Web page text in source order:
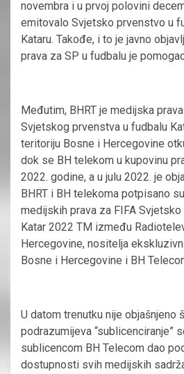
novembra i u prvoj polovini
emitovalo Svjetsko prvenstvo u
Kataru. Takođe, i to je javno
prava za SP u fudbalu je
Međutim, BHRT je medijska
Svjetskog prvenstva u fudbalu
teritoriju Bosne i Hercegovine
dok se BH telekom u kupovinu
2022. godine, a u julu 2022. je
BHRT i BH telekoma potpisano
medijskih prava za FIFA
Katar 2022 TM između
Hercegovine, nositelja
Bosne i Hercegovine i BH
U datom trenutku nije objašnjeno
podrazumijeva “sublicenciranje”
sublicencom BH Telecom dao
dostupnosti svih medijskih